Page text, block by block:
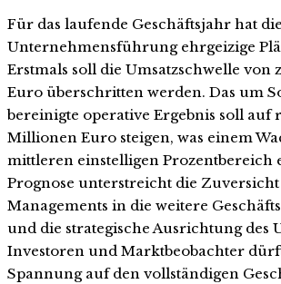
Für das laufende Geschäftsjahr hat die
Unternehmensführung ehrgeizige
Erstmals soll die Umsatzschwelle von
Euro überschritten werden. Das um
bereinigte operative Ergebnis soll auf
Millionen Euro steigen, was einem
mittleren einstelligen Prozentbereich
Prognose unterstreicht die Zuversicht
Managements in die weitere
und die strategische Ausrichtung des
Investoren und Marktbeobachter
Spannung auf den vollständigen